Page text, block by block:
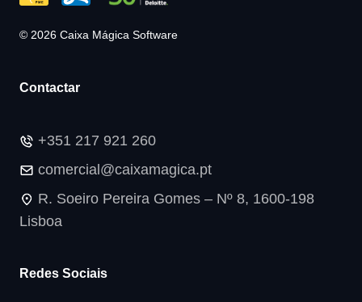
© 2026 Caixa Mágica Software
Contactar
+351 217 921 260
comercial@caixamagica.pt
R. Soeiro Pereira Gomes – Nº 8, 1600-198
Lisboa
Redes Sociais